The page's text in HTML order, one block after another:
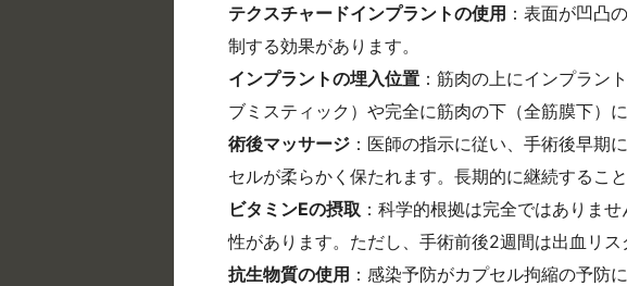
テクスチャードインプラントの使用 ：表面が凹凸
制する効果があります。
インプラントの埋入位置 ：筋肉の上にインプラン
ブミスティック）や完全に筋肉の下（全筋膜下）
術後マッサージ ：医師の指示に従い、手術後早期
セルが柔らかく保たれます。長期的に継続すること
ビタミンEの摂取 ：科学的根拠は完全ではありま
性があります。ただし、手術前後2週間は出血リス
抗生物質の使用 ：感染予防がカプセル拘縮の予防